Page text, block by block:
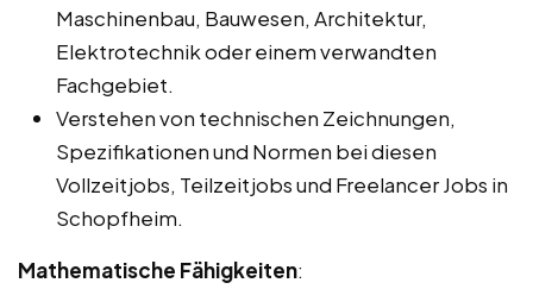
Maschinenbau, Bauwesen, Architektur,
Elektrotechnik oder einem verwandten
Fachgebiet.
Verstehen von technischen Zeichnungen,
Spezifikationen und Normen bei diesen
Vollzeitjobs, Teilzeitjobs und Freelancer Jobs in
Schopfheim.
Mathematische Fähigkeiten: